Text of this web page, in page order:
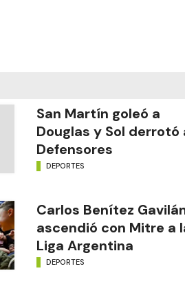
San Martín goleó a
Douglas y Sol derrotó
Defensores
DEPORTES
Carlos Benítez
ascendió con Mitre a
Liga Argentina
DEPORTES